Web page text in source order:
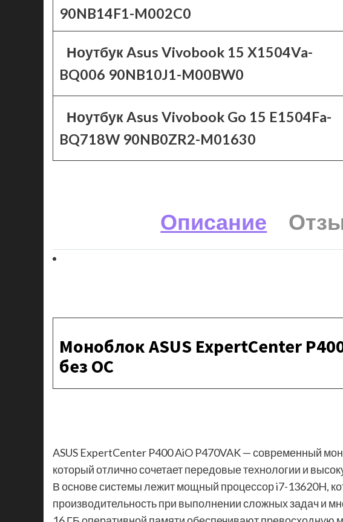
90NB14F1-M002C0
Ноутбук Asus Vivobook 15 X1504Va-
BQ006 90NB10J1-M00BW0
Ноутбук Asus Vivobook Go 15 E1504Fa-
BQ718W 90NB0ZR2-M01630
Описание
Моноблок ASUS ExpertCenter
без ОС
ASUS ExpertCenter P400 AiO P470VAK — современный
который отлично сочетает передовые технологии и
В основе системы лежит мощный процессор i7-13620H,
производительность при выполнении сложных задач и